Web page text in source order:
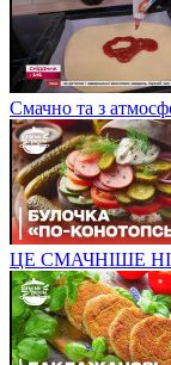
Смачно та з
ЦЕ СМАЧНІШЕ НІЖ